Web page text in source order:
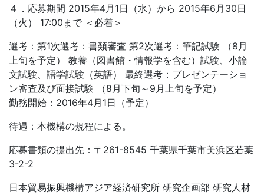
４．応募期間 2015年4月1日（水）から 2015年6月30日
（火） 17:00まで ＜必着＞
選考：第1次選考：書類審査 第2次選考：筆記試験 （8月
上旬を予定） 教養（図書館・情報学を含む）試験、小論
文試験、語学試験（英語） 最終選考：プレゼンテーショ
ン審査及び面接試験 （8月下旬～9月上旬を予定）
勤務開始：2016年4月1日（予定）
待遇：本機構の規程による。
応募書類の提出先：〒261-8545 千葉県千葉市美浜区若葉
3-2-2
日本貿易振興機構アジア経済研究所 研究企画部 研究人材